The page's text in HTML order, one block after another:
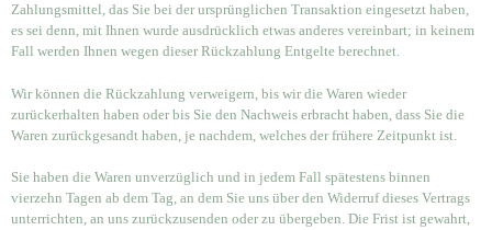
Zahlungsmittel, das Sie bei der ursprünglichen Transaktion eingesetzt haben,
es sei denn, mit Ihnen wurde ausdrücklich etwas anderes vereinbart; in keinem
Fall werden Ihnen wegen dieser Rückzahlung Entgelte berechnet.
Wir können die Rückzahlung verweigern, bis wir die Waren wieder
zurückerhalten haben oder bis Sie den Nachweis erbracht haben, dass Sie die
Waren zurückgesandt haben, je nachdem, welches der frühere Zeitpunkt ist.
Sie haben die Waren unverzüglich und in jedem Fall spätestens binnen
vierzehn Tagen ab dem Tag, an dem Sie uns über den Widerruf dieses Vertrags
unterrichten, an uns zurückzusenden oder zu übergeben. Die Frist ist gewahrt,